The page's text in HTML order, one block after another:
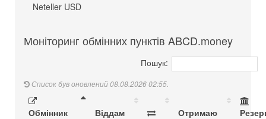
Neteller USD
Моніторинг обмінних пунктів ABCD.money
Пошук:
Список був оновлений 08.08.2026 02:55.
Обмінник Віддам Отримаю